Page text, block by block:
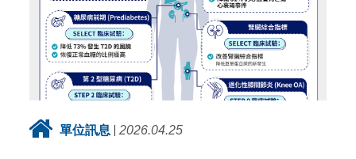
單位訊息 2026.04.25